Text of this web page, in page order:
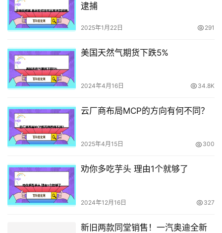
逮捕
2025年1月22日 291
美国天然气期货下跌5%
2024年4月16日 34.8K
云厂商布局MCP的方向有何不同？
2025年4月15日 300
劝你多吃芋头 理由1个就够了
2024年12月16日 327
新旧两款同堂销售！一汽奥迪全新